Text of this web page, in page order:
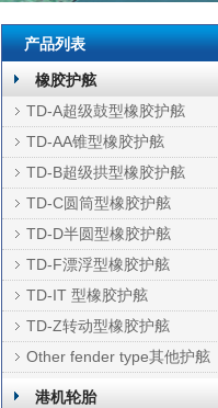
产品列表
橡胶护舷
TD-A超级鼓型橡胶护舷
TD-AA锥型橡胶护舷
TD-B超级拱型橡胶护舷
TD-C圆筒型橡胶护舷
TD-D半圆型橡胶护舷
TD-F漂浮型橡胶护舷
TD-IT 型橡胶护舷
TD-Z转动型橡胶护舷
Other fender type其他护舷
港机轮胎